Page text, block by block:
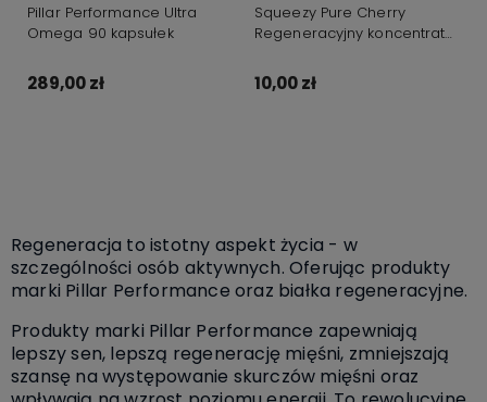
Pillar Performance Ultra
Omega 90 kapsułek
289,00 zł
Squeezy Pure Cherry
Regeneracyjny koncentrat
10,00 zł
Regeneracja to istotny aspekt życia - w
szczególności osób aktywnych. Oferując produkty
marki Pillar Performance oraz białka regeneracyjne.
Produkty marki Pillar Performance zapewniają
lepszy sen, lepszą regenerację mięśni, zmniejszają
szansę na występowanie skurczów mięśni oraz